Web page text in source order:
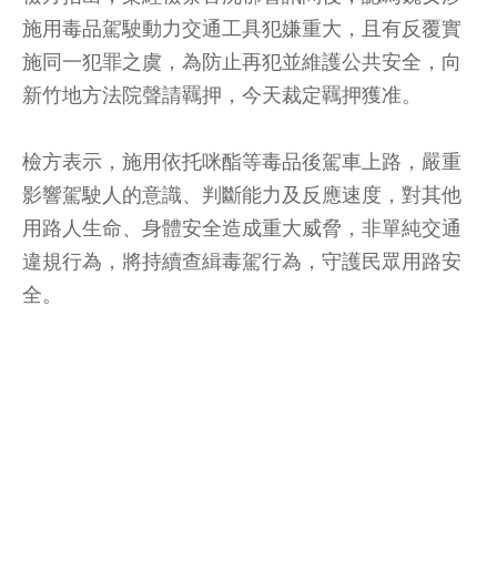
施用毒品駕駛動力交通工具犯嫌重大，且有反覆實
施同一犯罪之虞，為防止再犯並維護公共安全，向
新竹地方法院聲請羈押，今天裁定羈押獲准。
檢方表示，施用依托咪酯等毒品後駕車上路，嚴重
影響駕駛人的意識、判斷能力及反應速度，對其他
用路人生命、身體安全造成重大威脅，非單純交通
違規行為，將持續查緝毒駕行為，守護民眾用路安
全。